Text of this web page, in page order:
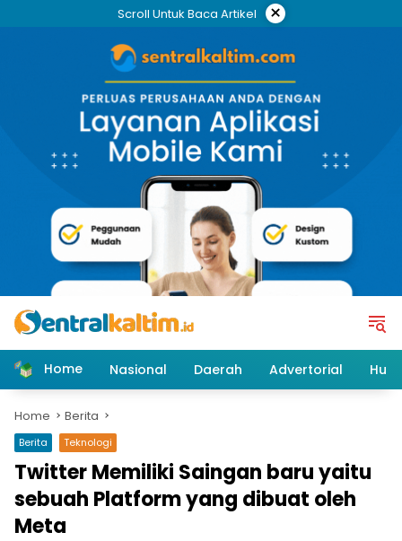
Scroll Untuk Baca Artikel ×
Home Nasional Daerah Advertorial
Home Berita
Berita Teknologi
Twitter Memiliki Saingan baru yaitu
sebuah Platform yang dibuat oleh
Meta